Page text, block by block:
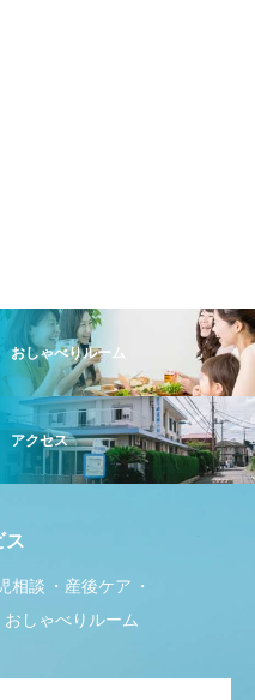
おしゃべりルーム
アクセス
ス
相談
産後ケア
おしゃべりルーム